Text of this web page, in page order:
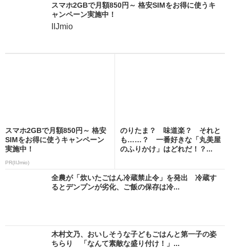
スマホ2GBで月額850円～ 格安SIMをお得に使うキ
ャンペーン実施中！
IIJmio
スマホ2GBで月額850円～ 格安
SIMをお得に使うキャンペーン
実施中！
PR(IIJmio)
のりたま？ 味道楽？ それと
も……？ 一番好きな「丸美屋
のふりかけ」はどれだ！？...
全農が「炊いたごはん冷蔵禁止令」を発出 冷蔵す
るとデンプンが劣化、ご飯の保存は冷...
木村文乃、おいしそうな子どもごはんと第一子の姿
ちらり 「なんて素敵な盛り付け！」...